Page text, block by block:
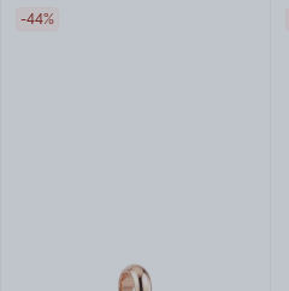
-44%